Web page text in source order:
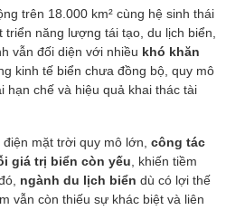
trên 18.000 km² cùng hệ sinh thái
năng lượng tái tạo, du lịch biển,
vẫn đối diện với nhiều khó khăn
kinh tế biển chưa đồng bộ, quy mô
hạn chế và hiệu quả khai thác tài
mặt trời quy mô lớn, công tác
giá trị biển còn yếu, khiến tiềm
ngành du lịch biển dù có lợi thế
vẫn còn thiếu sự khác biệt và liên
huyện Nam Sách
đến nă...
Quy hoạch xây
dựng vùng
huyện Kim
Quy hoạch xây
dựng vùng
huyện Gia Lộc
huyện Cẩm
Giàng đến
Quy hoạch
chung xây
đô thị Bình
Quy hoạch
thể phát
mạng lưới
n...